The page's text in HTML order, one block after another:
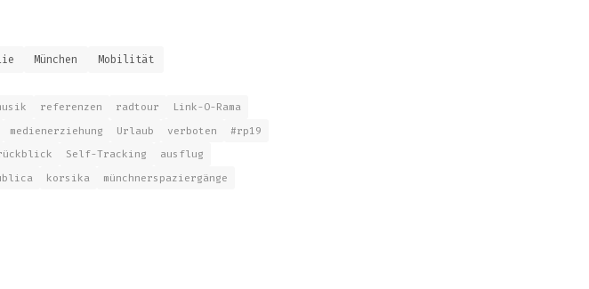
München
Mobilität
referenzen radtour
Link-O-Rama
medienerziehung Urlaub verboten
#rp19
Self-Tracking
ausflug
korsika
münchnerspaziergänge